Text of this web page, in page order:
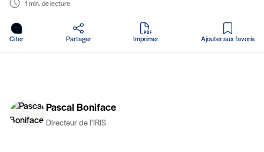
1 min. de lecture
Citer Partager Imprimer
en PDF
Ajouter aux favoris
Pascal Boniface
Directeur de l’IRIS